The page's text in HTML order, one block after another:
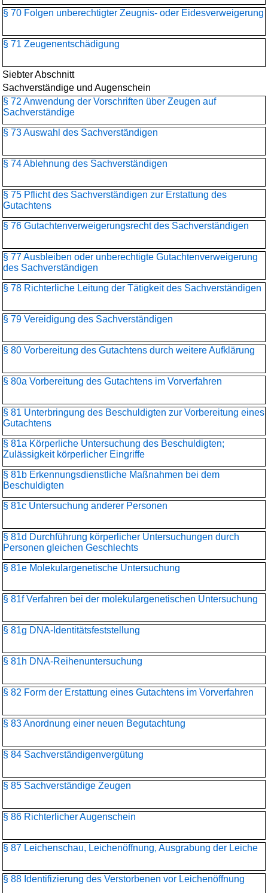
§ 70 Folgen unberechtigter Zeugnis- oder Eidesverweigerung
§ 71 Zeugenentschädigung
Siebter Abschnitt
Sachverständige und Augenschein
§ 72 Anwendung der Vorschriften über Zeugen auf
Sachverständige
§ 73 Auswahl des Sachverständigen
§ 74 Ablehnung des Sachverständigen
§ 75 Pflicht des Sachverständigen zur Erstattung des
Gutachtens
§ 76 Gutachtenverweigerungsrecht des Sachverständigen
§ 77 Ausbleiben oder unberechtigte Gutachtenverweigerung
des Sachverständigen
§ 78 Richterliche Leitung der Tätigkeit des Sachverständigen
§ 79 Vereidigung des Sachverständigen
§ 80 Vorbereitung des Gutachtens durch weitere Aufklärung
§ 80a Vorbereitung des Gutachtens im Vorverfahren
§ 81 Unterbringung des Beschuldigten zur Vorbereitung eines
Gutachtens
§ 81a Körperliche Untersuchung des Beschuldigten;
Zulässigkeit körperlicher Eingriffe
§ 81b Erkennungsdienstliche Maßnahmen bei dem
Beschuldigten
§ 81c Untersuchung anderer Personen
§ 81d Durchführung körperlicher Untersuchungen durch
Personen gleichen Geschlechts
§ 81e Molekulargenetische Untersuchung
§ 81f Verfahren bei der molekulargenetischen Untersuchung
§ 81g DNA-Identitätsfeststellung
§ 81h DNA-Reihenuntersuchung
§ 82 Form der Erstattung eines Gutachtens im Vorverfahren
§ 83 Anordnung einer neuen Begutachtung
§ 84 Sachverständigenvergütung
§ 85 Sachverständige Zeugen
§ 86 Richterlicher Augenschein
§ 87 Leichenschau, Leichenöffnung, Ausgrabung der Leiche
§ 88 Identifizierung des Verstorbenen vor Leichenöffnung